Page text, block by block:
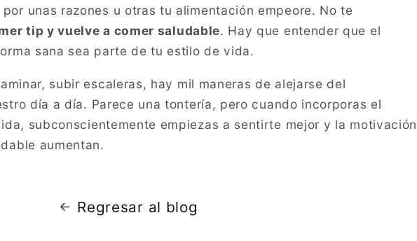
unas razones u otras tu alimentación empeore. No te
tip y vuelve a comer saludable. Hay que entender que el
sana sea parte de tu estilo de vida.
subir escaleras, hay mil maneras de alejarse del
día a día. Parece una tontería, pero cuando incorporas el
subconscientemente empiezas a sentirte mejor y la motivación
aumentan.
Regresar al blog